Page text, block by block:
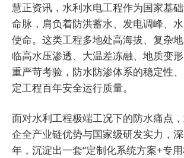
慧正资讯，水利水电工程作为国家基
命脉，肩负着防洪蓄水、发电调峰、
使命。这类工程多地处高海拔、复杂
临高水压渗透、大温差冻融、地质变
重严苛考验，防水防渗体系的稳定性
定工程百年安全运行质量。
面对水利工程极端工况下的防水痛点
企全产业链优势与国家级研发实力，
年，沉淀出一套“定制化系统方案+专